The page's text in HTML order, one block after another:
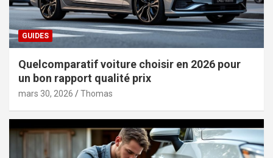
GUIDES
Quelcomparatif voiture choisir en 2026 pour
un bon rapport qualité prix
mars 30, 2026 Thomas